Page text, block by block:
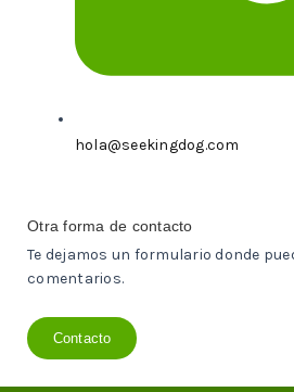
hola@seekingdog.com
Otra forma de contacto
Te dejamos un formulario donde
comentarios.
Contacto